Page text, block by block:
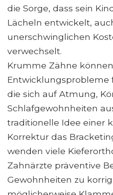
die Sorge, dass sein
Lächeln entwickelt,
unerschwinglichen
verwechselt.
Krumme Zähne
Entwicklungsprobleme
die sich auf Atmung,
Schlafgewohnheiten
traditionelle Idee einer
Korrektur das
wenden viele
Zahnärzte präventive
Gewohnheiten zu